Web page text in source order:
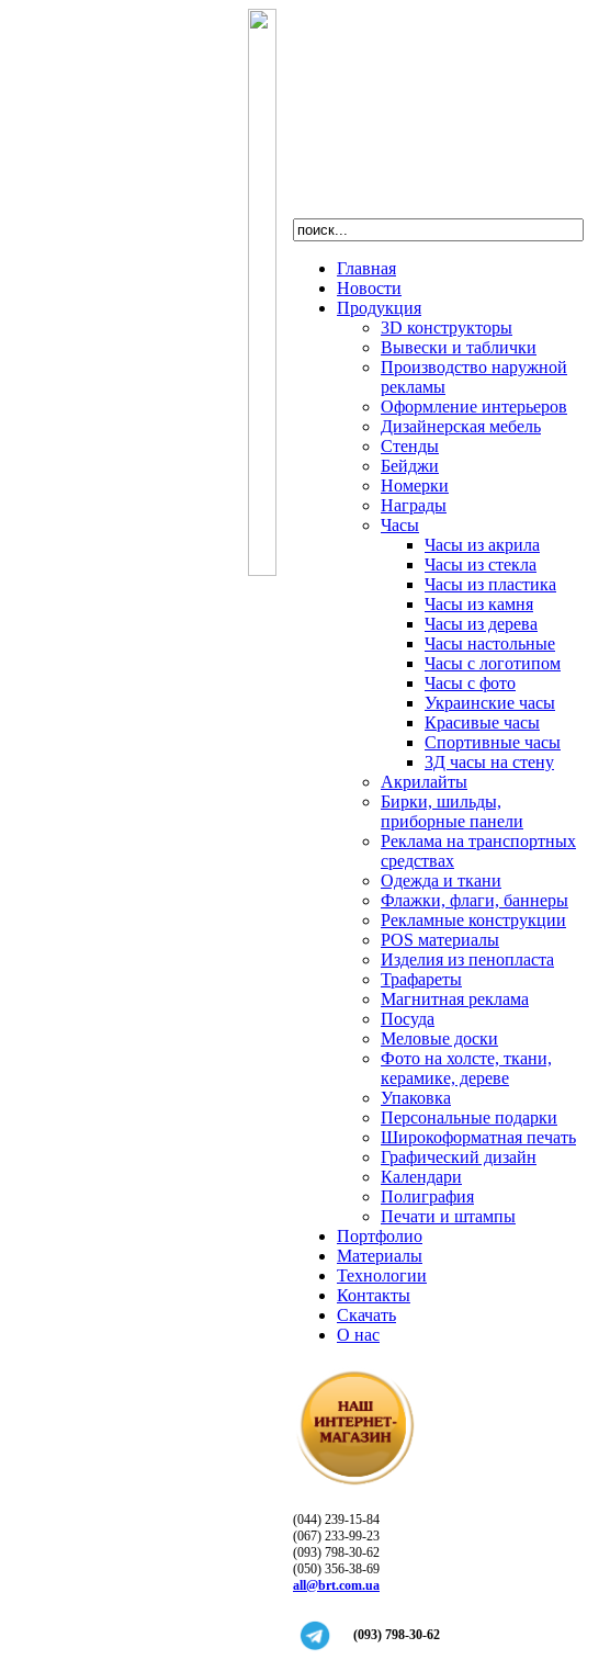
Главная
Новости
Продукция
3D конструкторы
Вывески и таблички
Производство наружной
рекламы
Оформление интерьеров
Дизайнерская мебель
Стенды
Бейджи
Номерки
Награды
Часы
Часы из акрила
Часы из стекла
Часы из пластика
Часы из камня
Часы из дерева
Часы настольные
Часы с логотипом
Часы с фото
Украинские часы
Красивые часы
Спортивные часы
3Д часы на стену
Акрилайты
Бирки, шильды,
приборные панели
Реклама на транспортных
средствах
Одежда и ткани
Флажки, флаги, баннеры
Рекламные конструкции
POS материалы
Изделия из пенопласта
Трафареты
Магнитная реклама
Посуда
Меловые доски
Фото на холсте, ткани,
керамике, дереве
Упаковка
Персональные подарки
Широкоформатная печать
Графический дизайн
Календари
Полиграфия
Печати и штампы
Портфолио
Материалы
Технологии
Контакты
Скачать
О нас
(044) 239-15-84
(067) 233-99-23
(093) 798-30-62
(050) 356-38-69
all@brt.com.ua
(093) 798-30-62